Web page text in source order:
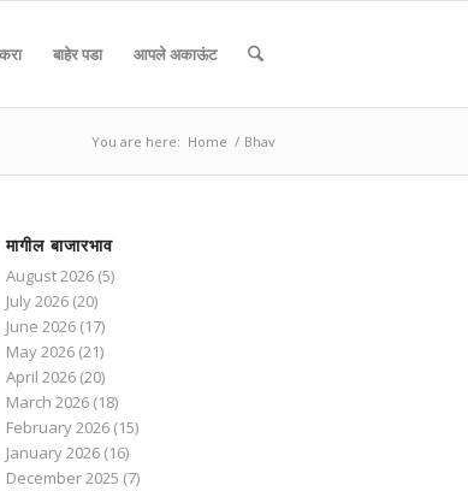
बाहेर पडा आपले अकाऊंट
You are here: Home / Bhav
मागील बाजारभाव
August 2026(5)
July 2026(20)
June 2026(17)
May 2026(21)
April 2026(20)
March 2026(18)
February 2026(15)
January 2026(16)
December 2025 (7)